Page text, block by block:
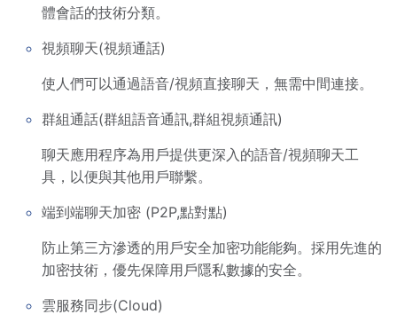
體會話的技術分類。
視頻聊天(視頻通話)
使人們可以通過語音/視頻直接聊天，無需中間連接。
群組通話(群組語音通訊,群組視頻通訊)
聊天應用程序為用戶提供更深入的語音/視頻聊天工
具，以便與其他用戶聯繫。
端到端聊天加密 (P2P,點對點)
防止第三方滲透的用戶安全加密功能能夠。採用先進的
加密技術，優先保障用戶隱私數據的安全。
雲服務同步(Cloud)